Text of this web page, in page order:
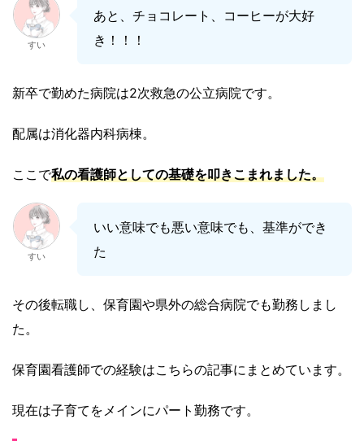
すい
あと、チョコレート、コーヒーが大好
き！！！
新卒で勤めた病院は2次救急の公立病院です。
配属は消化器内科病棟。
ここで私の看護師としての基礎を叩きこまれました。
すい
いい意味でも悪い意味でも、基準ができ
た
その後転職し、保育園や県外の総合病院でも勤務しまし
た。
保育園看護師での経験はこちらの記事にまとめています。
現在は子育てをメインにパート勤務です。